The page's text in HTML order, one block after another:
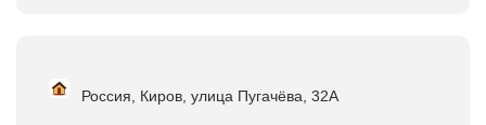
Россия, Киров, улица Пугачёва, 32А